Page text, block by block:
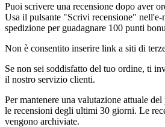
Puoi scrivere una recensione dopo aver
Usa il pulsante "Scrivi recensione" nell'e-
spedizione per guadagnare 100 punti
Non è consentito inserire link a siti di
Se non sei soddisfatto del tuo ordine, ti
il nostro servizio clienti.
Per mantenere una valutazione attuale
le recensioni degli ultimi 30 giorni. Le
vengono archiviate.